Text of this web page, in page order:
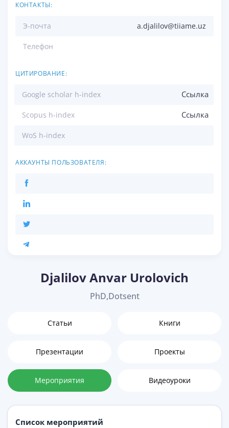
КОНТАКТЫ:
Э-почта a.djalilov@tiiame.uz
Телефон
ЦИТИРОВАНИЕ:
Google scholar h-index Ссылка
Scopus h-index Ссылка
WoS h-index
АККАУНТЫ ПОЛЬЗОВАТЕЛЯ:
Djalilov Anvar Urolovich
PhD,Dotsent
Статьи Книги
Презентации Проекты
Мероприятия Видеоуроки
Список мероприятий